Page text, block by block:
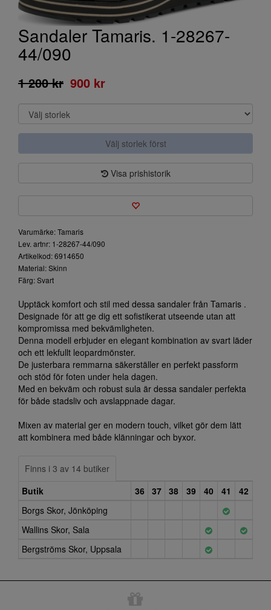
Sandaler Tamaris. 1-28267-
44/090
1 200 kr 900 kr
Välj storlek först
Visa prishistorik
Varumärke: Tamaris
Lev. artnr: 1-28267-44/090
Artikelkod: 6914650
Material: Skinn
Färg: Svart
Upptäck komfort och stil med dessa sandaler från Tamaris .
Designade för att ge dig ett sofistikerat utseende utan att
kompromissa med bekvämligheten.
Denna modell erbjuder en elegant kombination av svart läder
och ett lekfullt leopardmönster.
De justerbara remmarna säkerställer en perfekt passform
och stöd för foten under hela dagen.
Med en bekväm och robust sula är dessa sandaler perfekta
för både stadsliv och avslappnade dagar.
Mixen av material ger en modern touch, vilket gör dem lätt
att kombinera med både klänningar och byxor.
Finns i 3 av 14 butiker
Butik
36 37 38 39 40 41
42
Borgs Skor, Jönköping
Wallins Skor, Sala
Bergströms Skor, Uppsala